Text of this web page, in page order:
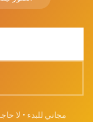
مجاني للبدء • لا